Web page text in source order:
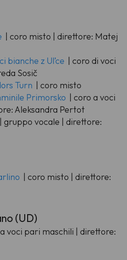
| coro misto | direttore: Matej
bianche z Ul’ce | coro di voci
Sosič
Turn | coro misto
Primorsko | coro a voci
Aleksandra Pertot
| gruppo vocale | direttore:
| coro misto | direttore:
(UD)
voci pari maschili | direttore: